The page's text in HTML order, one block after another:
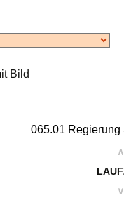
Bild
065.01 Regierung
∧
∨